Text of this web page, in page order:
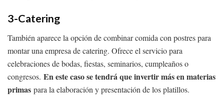
3-Catering
También aparece la opción de combinar comida con postres para
montar una empresa de catering. Ofrece el servicio para
celebraciones de bodas, fiestas, seminarios, cumpleaños o
congresos. En este caso se tendrá que invertir más en materias
primas para la elaboración y presentación de los platillos.